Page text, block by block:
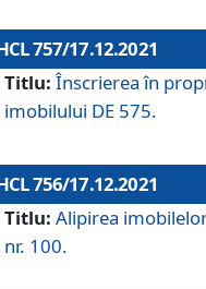
757/17.12.2021
Titlu: Înscrierea în
imobilului DE 575.
756/17.12.2021
Titlu: Alipirea
nr. 100.